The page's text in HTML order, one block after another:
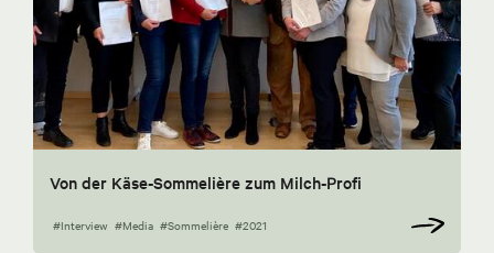
Von der Käse-Sommelière zum Milch-Profi
#Interview #Media #Sommelière #2021